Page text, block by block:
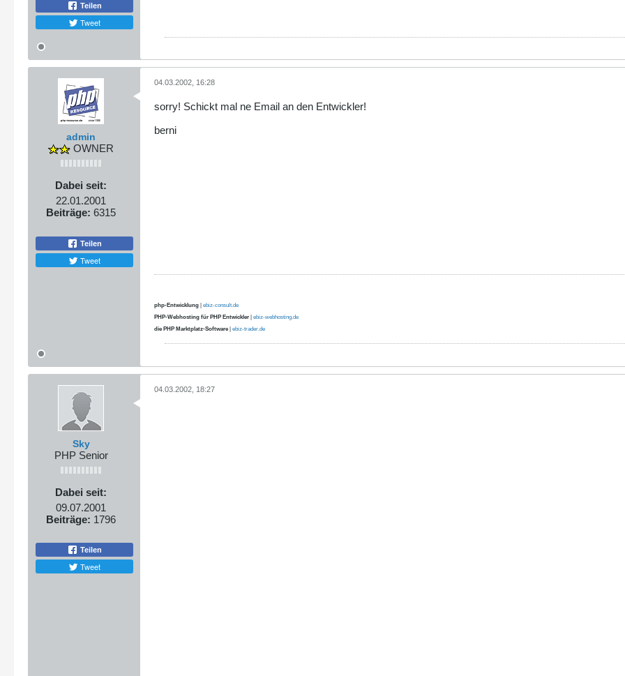
Teilen
Tweet
admin
OWNER
Dabei seit:
22.01.2001
Beiträge: 6315
Teilen
Tweet
04.03.2002, 16:28
sorry! Schickt mal ne Email an den Entwickler!
berni
php-Entwicklung
ebiz-consult.de
PHP-Webhosting für PHP Entwickler
ebiz-webhosting.de
die PHP Marktplatz-Software
ebiz-trader.de
Sky
PHP Senior
Dabei seit:
09.07.2001
Beiträge: 1796
Teilen
Tweet
04.03.2002, 18:27